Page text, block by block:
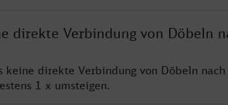
direkte Verbindung von Döbeln
keine direkte Verbindung von Döbeln nach
1 x umsteigen.